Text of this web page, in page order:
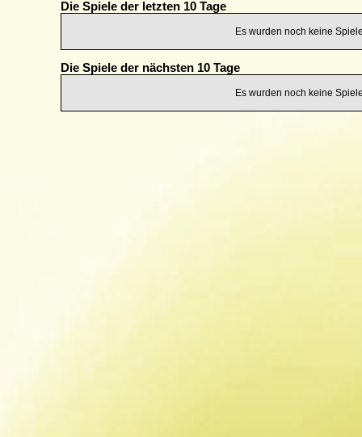
Die Spiele der letzten 10 Tage
Es wurden noch keine
Die Spiele der nächsten 10 Tage
Es wurden noch keine